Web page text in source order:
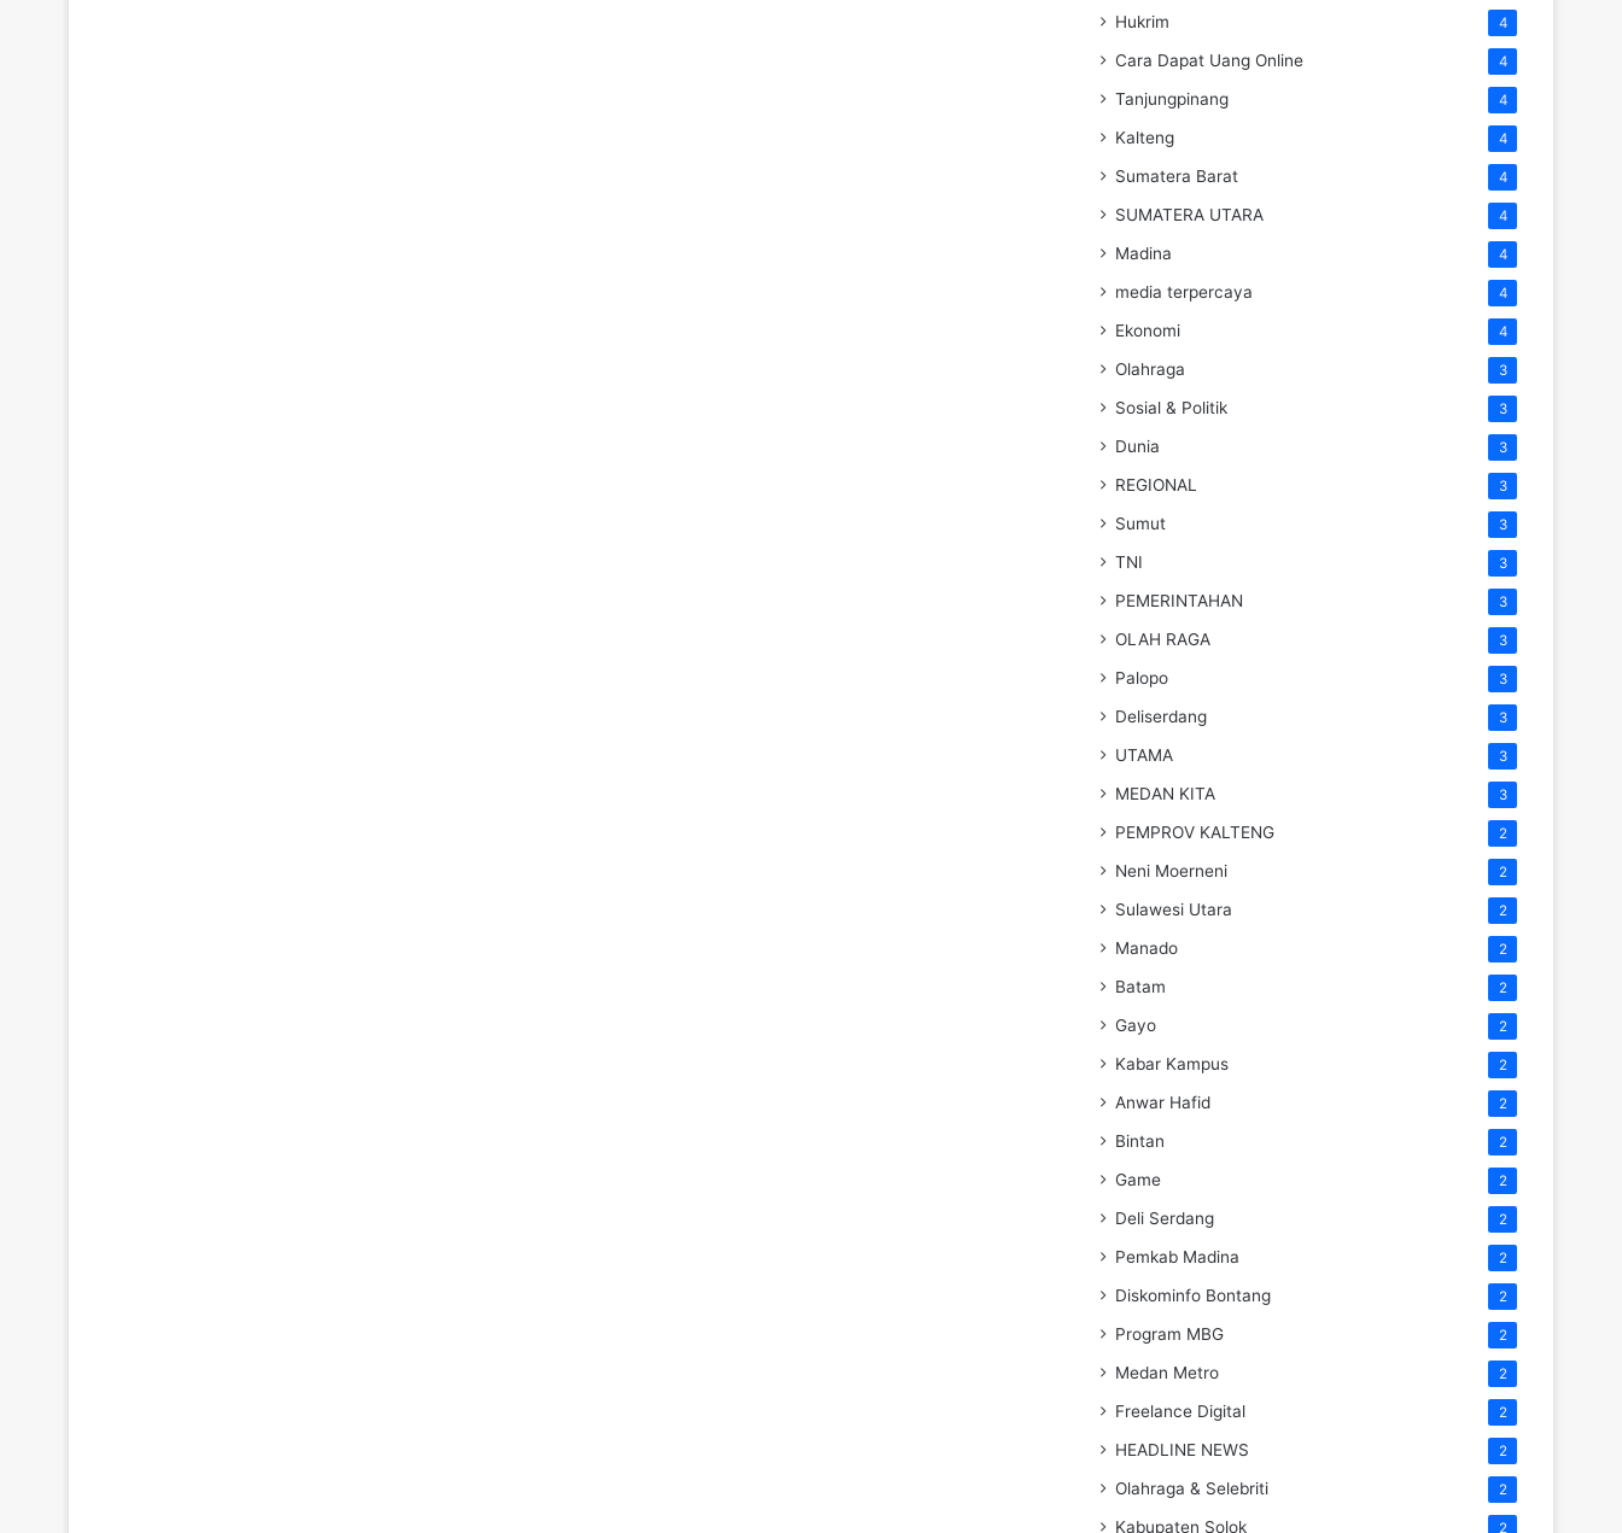
Hukrim 4
Cara Dapat Uang Online 4
Tanjungpinang 4
Kalteng 4
Sumatera Barat 4
SUMATERA UTARA 4
Madina 4
media terpercaya 4
Ekonomi 4
Olahraga 3
Sosial & Politik 3
Dunia 3
REGIONAL 3
Sumut 3
TNI 3
PEMERINTAHAN 3
OLAH RAGA 3
Palopo 3
Deliserdang 3
UTAMA 3
MEDAN KITA 3
PEMPROV KALTENG 2
Neni Moerneni 2
Sulawesi Utara 2
Manado 2
Batam 2
Gayo 2
Kabar Kampus 2
Anwar Hafid 2
Bintan 2
Game 2
Deli Serdang 2
Pemkab Madina 2
Diskominfo Bontang 2
Program MBG 2
Medan Metro 2
Freelance Digital 2
HEADLINE NEWS 2
Olahraga & Selebriti 2
Kabupaten Solok 2